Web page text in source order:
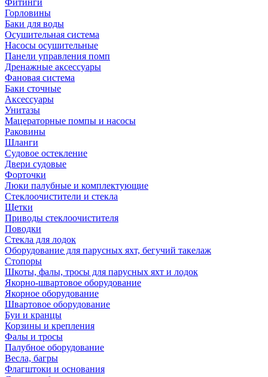
Фитинги
Горловины
Баки для воды
Осушительная система
Насосы осушительные
Панели управления помп
Дренажные аксессуары
Фановая система
Баки сточные
Аксессуары
Унитазы
Мацераторные помпы и насосы
Раковины
Шланги
Судовое остекление
Двери судовые
Форточки
Люки палубные и комплектующие
Стеклоочистители и стекла
Щетки
Приводы стеклоочистителя
Поводки
Стекла для лодок
Оборудование для парусных яхт, бегучий такелаж
Стопоры
Шкоты, фалы, тросы для парусных яхт и лодок
Якорно-швартовое оборудование
Якорное оборудование
Швартовое оборудование
Буи и кранцы
Корзины и крепления
Фалы и тросы
Палубное оборудование
Весла, багры
Флагштоки и основания